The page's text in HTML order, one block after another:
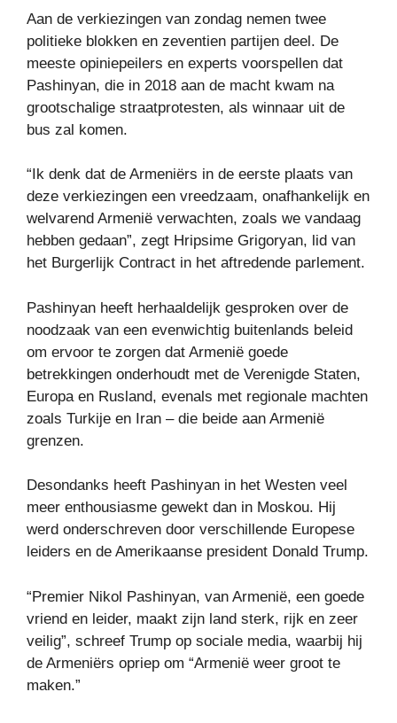
Aan de verkiezingen van zondag nemen twee
politieke blokken en zeventien partijen deel. De
meeste opiniepeilers en experts voorspellen dat
Pashinyan, die in 2018 aan de macht kwam na
grootschalige straatprotesten, als winnaar uit de
bus zal komen.
“Ik denk dat de Armeniërs in de eerste plaats van
deze verkiezingen een vreedzaam, onafhankelijk en
welvarend Armenië verwachten, zoals we vandaag
hebben gedaan”, zegt Hripsime Grigoryan, lid van
het Burgerlijk Contract in het aftredende parlement.
Pashinyan heeft herhaaldelijk gesproken over de
noodzaak van een evenwichtig buitenlands beleid
om ervoor te zorgen dat Armenië goede
betrekkingen onderhoudt met de Verenigde Staten,
Europa en Rusland, evenals met regionale machten
zoals Turkije en Iran – die beide aan Armenië
grenzen.
Desondanks heeft Pashinyan in het Westen veel
meer enthousiasme gewekt dan in Moskou. Hij
werd onderschreven door verschillende Europese
leiders en de Amerikaanse president Donald Trump.
“Premier Nikol Pashinyan, van Armenië, een goede
vriend en leider, maakt zijn land sterk, rijk en zeer
veilig”, schreef Trump op sociale media, waarbij hij
de Armeniërs opriep om “Armenië weer groot te
maken.”